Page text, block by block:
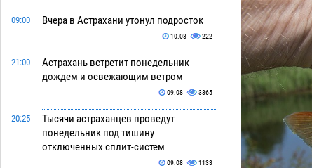
09:00 Вчера в Астрахани утонул подросток
10.08 222
21:00
Астрахань встретит понедельник
дождем и освежающим ветром
09.08 3365
20:25
Тысячи астраханцев проведут
понедельник под тишину
отключенных сплит-систем
09.08 1133